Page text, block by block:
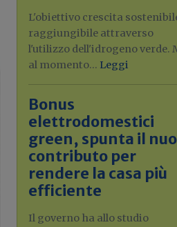
L'obiettivo crescita
raggiungibile attraverso
l'utilizzo dell'idrogeno verde.
al momento... Leggi
Bonus
elettrodomestici
green, spunta il
contributo per
rendere la casa più
efficiente
Il governo ha allo studio